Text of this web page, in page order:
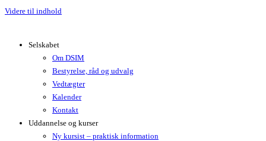
Videre til indhold
Selskabet
Om DSIM
Bestyrelse, råd og udvalg
Vedtægter
Kalender
Kontakt
Uddannelse og kurser
Ny kursist – praktisk information